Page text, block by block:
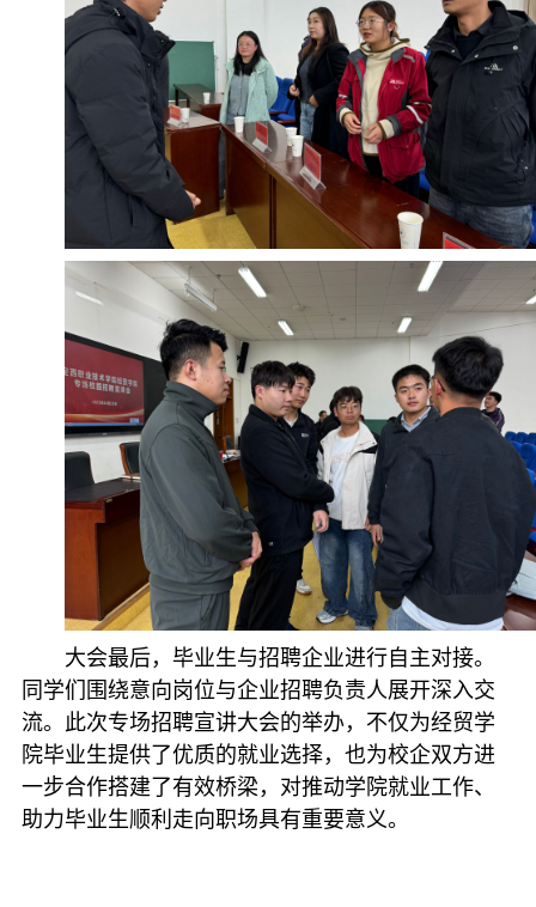
大会最后，毕业生与招聘企业进行自主对接。
同学们围绕意向岗位与企业招聘负责人展开深入交
流。此次专场招聘宣讲大会的举办，不仅为经贸学
院毕业生提供了优质的就业选择，也为校企双方进
一步合作搭建了有效桥梁，对推动学院就业工作、
助力毕业生顺利走向职场具有重要意义。